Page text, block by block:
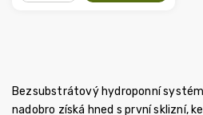
Bezsubstrátový hydroponní
nadobro získá hned s první sklizní,